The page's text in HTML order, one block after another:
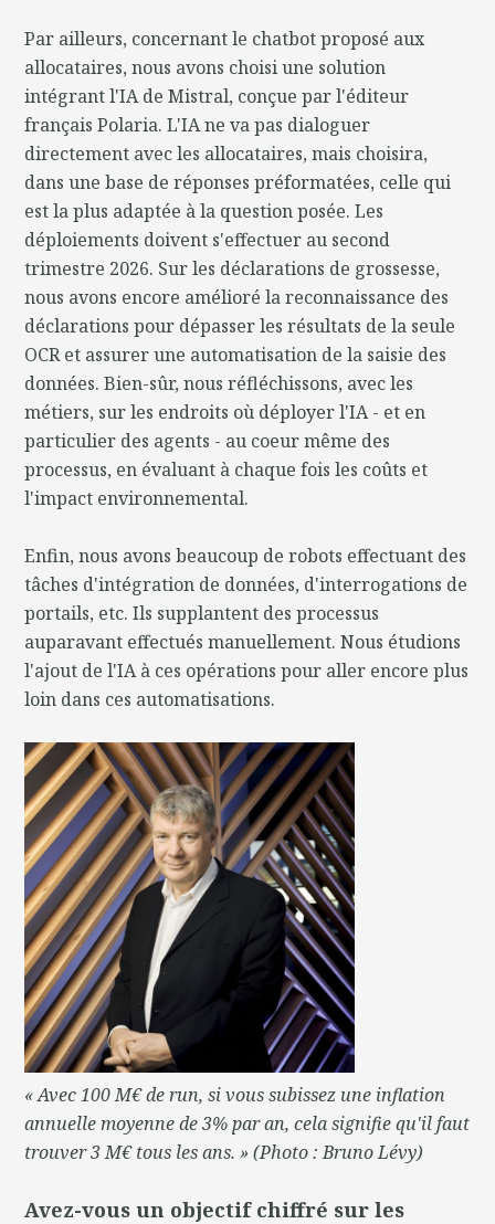
Par ailleurs, concernant le chatbot proposé aux
allocataires, nous avons choisi une solution
intégrant l'IA de Mistral, conçue par l'éditeur
français Polaria. L'IA ne va pas dialoguer
directement avec les allocataires, mais choisira,
dans une base de réponses préformatées, celle qui
est la plus adaptée à la question posée. Les
déploiements doivent s'effectuer au second
trimestre 2026. Sur les déclarations de grossesse,
nous avons encore amélioré la reconnaissance des
déclarations pour dépasser les résultats de la seule
OCR et assurer une automatisation de la saisie des
données. Bien-sûr, nous réfléchissons, avec les
métiers, sur les endroits où déployer l'IA - et en
particulier des agents - au coeur même des
processus, en évaluant à chaque fois les coûts et
l'impact environnemental.
Enfin, nous avons beaucoup de robots effectuant des
tâches d'intégration de données, d'interrogations de
portails, etc. Ils supplantent des processus
auparavant effectués manuellement. Nous étudions
l'ajout de l'IA à ces opérations pour aller encore plus
loin dans ces automatisations.
« Avec 100 M€ de run, si vous subissez une inflation
annuelle moyenne de 3% par an, cela signifie qu'il faut
trouver 3 M€ tous les ans. » (Photo : Bruno Lévy)
Avez-vous un objectif chiffré sur les